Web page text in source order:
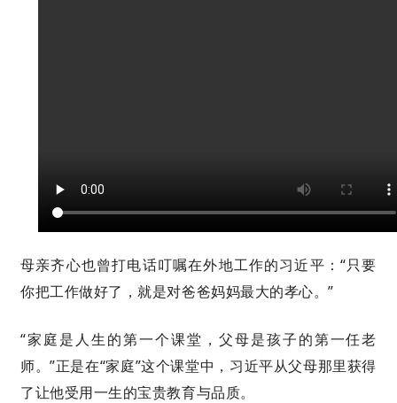
母亲齐心也曾打电话叮嘱在外地工作的习近平：“只要
你把工作做好了，就是对爸爸妈妈最大的孝心。”
“家庭是人生的第一个课堂，父母是孩子的第一任老
师。”正是在“家庭”这个课堂中，习近平从父母那里获得
了让他受用一生的宝贵教育与品质。